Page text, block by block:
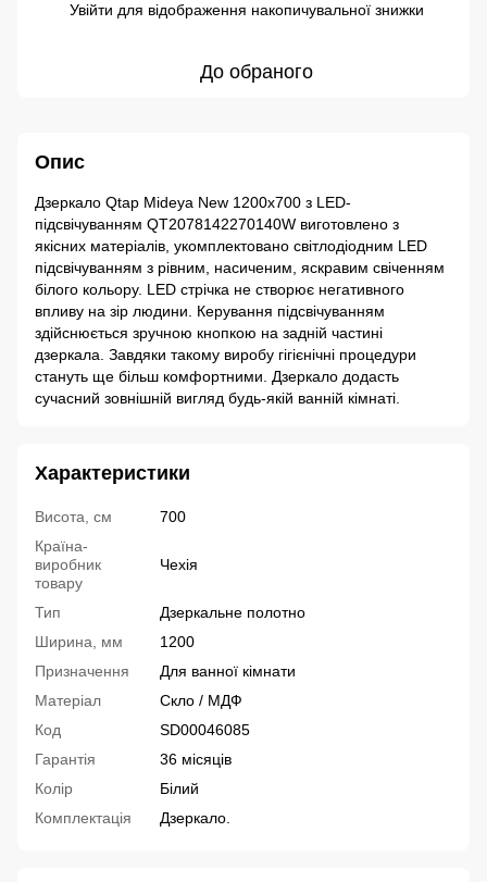
Увійти для відображення накопичувальної знижки
До обраного
Опис
Дзеркало Qtap Mideya New 1200х700 з LED-
підсвічуванням QT2078142270140W виготовлено з
якісних матеріалів, укомплектовано світлодіодним LED
підсвічуванням з рівним, насиченим, яскравим свіченням
білого кольору. LED стрічка не створює негативного
впливу на зір людини. Керування підсвічуванням
здійснюється зручною кнопкою на задній частині
дзеркала. Завдяки такому виробу гігієнічні процедури
стануть ще більш комфортними. Дзеркало додасть
сучасний зовнішній вигляд будь-якій ванній кімнаті.
Характеристики
Висота, см
700
Країна-
виробник
товару
Чехія
Тип
Дзеркальне полотно
Ширина, мм
1200
Призначення
Для ванної кімнати
Матеріал
Скло / МДФ
Код
SD00046085
Гарантія
36 місяців
Колір
Білий
Комплектація
Дзеркало.